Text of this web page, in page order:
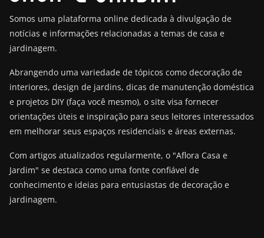
Somos uma plataforma online dedicada à divulgação de
notícias e informações relacionadas a temas de casa e
jardinagem.
Abrangendo uma variedade de tópicos como decoração de
interiores, design de jardins, dicas de manutenção doméstica
e projetos DIY (faça você mesmo), o site visa fornecer
orientações úteis e inspiração para seus leitores interessados
em melhorar seus espaços residenciais e áreas externas.
Com artigos atualizados regularmente, o "Aflora Casa e
Jardim" se destaca como uma fonte confiável de
conhecimento e ideias para entusiastas de decoração e
jardinagem.